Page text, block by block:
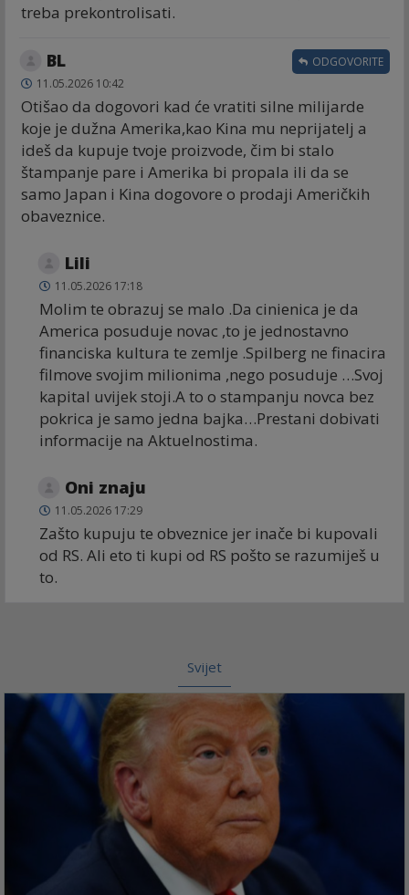
treba prekontrolisati.
BL
11.05.2026 10:42
Otišao da dogovori kad će vratiti silne milijarde
koje je dužna Amerika,kao Kina mu neprijatelj a
ideš da kupuje tvoje proizvode, čim bi stalo
štampanje pare i Amerika bi propala ili da se
samo Japan i Kina dogovore o prodaji Američkih
obaveznice.
ODGOVORITE
Lili
11.05.2026 17:18
Molim te obrazuj se malo .Da cinienica je da
America posuduje novac ,to je jednostavno
financiska kultura te zemlje .Spilberg ne finacira
filmove svojim milionima ,nego posuduje …Svoj
kapital uvijek stoji.A to o stampanju novca bez
pokrica je samo jedna bajka…Prestani dobivati
informacije na Aktuelnostima.
Oni znaju
11.05.2026 17:29
Zašto kupuju te obveznice jer inače bi kupovali
od RS. Ali eto ti kupi od RS pošto se razumiješ u
to.
Svijet